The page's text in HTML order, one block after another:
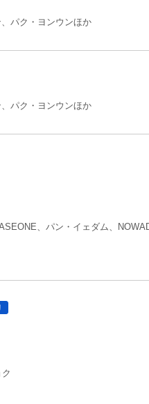
パク・ヨンウンほか
パク・ヨンウンほか
、パン・イェダム、